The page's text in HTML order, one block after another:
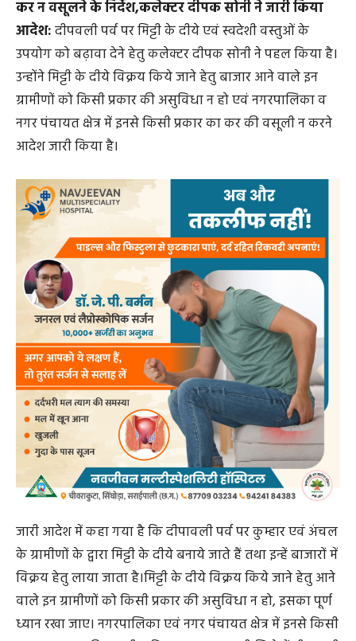
जारी आदेश में कहा गया है कि दीपावली पर्व पर कुम्हार एवं अंचल
के ग्रामीणों के द्वारा मिट्टी के दीये बनाये जाते हैं तथा इन्हें बाजारों में
विक्रय हेतु लाया जाता है।मिट्टी के दीये विक्रय किये जाने हेतु आने
वाले इन ग्रामीणों को किसी प्रकार की असुविधा न हो, इसका पूर्ण
ध्यान रखा जाए। नगरपालिका एवं नगर पंचायत क्षेत्र में इनसे किसी
प्रकार का कर की वसूली न किया जाए । साथ ही जिले में दीपावली
का पर्व हर्षोल्लास के साथ मनाए जाने हेतु आमजनों की दीये के
उपयोग के साथ-साथ स्वदेशी वस्तुओं का उपयोग करने हेतु
प्रोत्साहित किया जाए।